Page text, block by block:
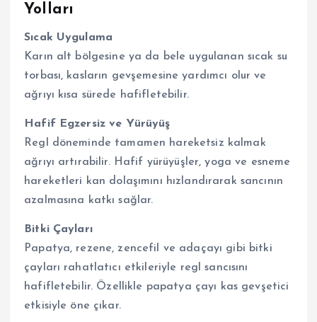
Yolları
Sıcak Uygulama
Karın alt bölgesine ya da bele uygulanan sıcak su
torbası, kasların gevşemesine yardımcı olur ve
ağrıyı kısa sürede hafifletebilir.
Hafif Egzersiz ve Yürüyüş
Regl döneminde tamamen hareketsiz kalmak
ağrıyı artırabilir. Hafif yürüyüşler, yoga ve esneme
hareketleri kan dolaşımını hızlandırarak sancının
azalmasına katkı sağlar.
Bitki Çayları
Papatya, rezene, zencefil ve adaçayı gibi bitki
çayları rahatlatıcı etkileriyle regl sancısını
hafifletebilir. Özellikle papatya çayı kas gevşetici
etkisiyle öne çıkar.